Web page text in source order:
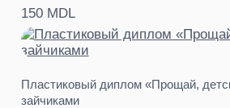
150 MDL
Пластиковый диплом «Прощай,
зайчиками